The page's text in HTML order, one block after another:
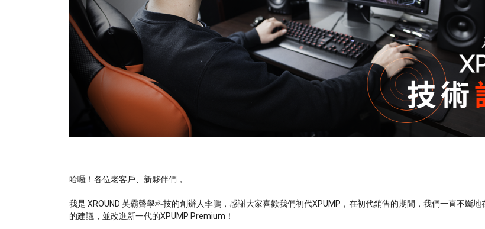
哈囉！各位老客戶、新夥伴們，
我是 XROUND 英霸聲學科技的創辦人李鵬，感謝大家喜歡我們初代XPUMP，在初代銷售的期間，我們一直不斷
的建議，並改進新一代的XPUMP Premium！